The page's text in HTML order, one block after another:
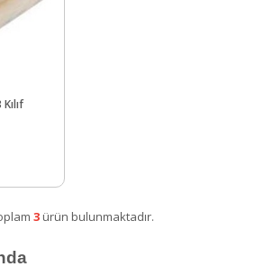
3ürün bulunmaktadır.